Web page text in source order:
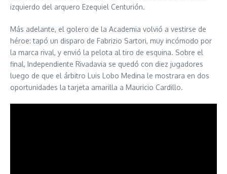
izquierdo del arquero Ezequiel Centurión.
Más adelante, el golero de la Academia volvió a vestirse de
héroe: tapó un disparo de Fabrizio Sartori, muy incómodo por
la marca rival, y envió la pelota al tiro de esquina. Sobre el
final, Independiente Rivadavia se quedó con diez jugadores
luego de que el árbitro Luis Lobo Medina le mostrara en dos
oportunidades la tarjeta amarilla a Mauricio Cardillo.